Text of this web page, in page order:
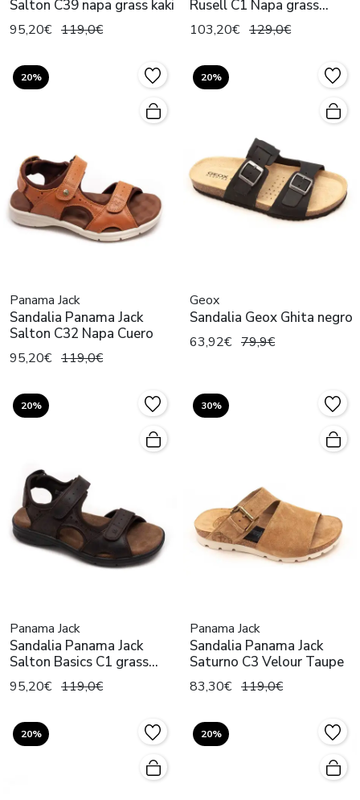
Salton C39 napa grass kaki
95,20€ 119,0€
Rusell C1 Napa grass
negro
103,20€ 129,0€
20%
Panama Jack
Sandalia Panama Jack
Salton C32 Napa Cuero
95,20€ 119,0€
20%
Geox
Sandalia Geox Ghita negro
63,92€ 79,9€
20%
Panama Jack
Sandalia Panama Jack
Salton Basics C1 grass
marron
95,20€ 119,0€
30%
Panama Jack
Sandalia Panama Jack
Saturno C3 Velour Taupe
83,30€ 119,0€
20% 20%